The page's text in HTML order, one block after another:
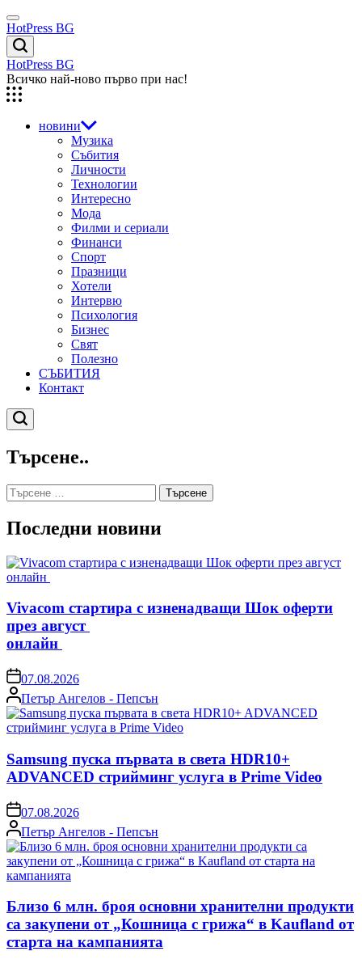
Skip
to
content
Menu
HotPress BG
Търсене
HotPress BG
Всичко най-ново първо при нас!
новини
Музика
Събития
Личности
Технологии
Интересно
Мода
Филми и сериали
Финанси
Спорт
Празници
Хотели
Интервю
Психология
Бизнес
Свят
Полезно
СЪБИТИЯ
Контакт
Търсене
Търсене..
Търсене
за:
Последни новини
Vivacom стартира с изненадващи Шок оферти
през август
онлайн
on07.08.2026
Posted
by
Петър Ангелов - Пепсън
Samsung пуска първата в света HDR10+
ADVANCED стрийминг услуга в Prime Video
on07.08.2026
Posted
by
Петър Ангелов - Пепсън
Близо 6 млн. броя основни хранителни продукти
са закупени от „Кошница с грижа“ в Kaufland от
старта на кампанията